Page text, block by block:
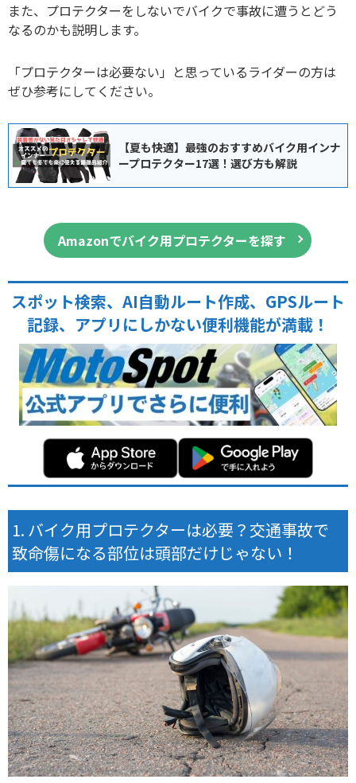
また、プロテクターをしないでバイクで事故に遭うとどう
なるのかも説明します。
「プロテクターは必要ない」と思っているライダーの方は
ぜひ参考にしてください。
【夏も快適】最強のおすすめバイク用インナ
ープロテクター17選！選び方も解説
Amazonでバイク用プロテクターを探す
スポット検索、AI自動ルート作成、GPSルート
記録、アプリにしかない便利機能が満載！
バイク用プロテクターは必要？交通事故で
致命傷になる部位は頭部だけじゃない！